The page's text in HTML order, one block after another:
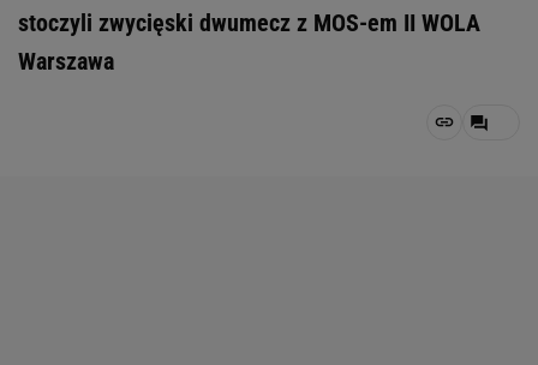
stoczyli zwycięski dwumecz z MOS-em II WOLA
Warszawa